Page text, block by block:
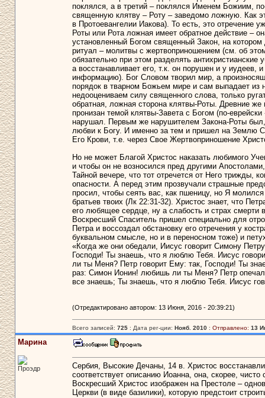
поклялся, а в третий – поклялся Именем Божиим,
священную клятву – Роту – заведомо ложную. Как
в Протоевангелии Иакова). То есть, это отречение
Роты или Рота ложная имеет обратное действие –
установленный Богом священный Закон, на
ритуал – молитвы с жертвоприношением (см. об
обязательно при этом разделять
а восстанавливает его, т.к. он порушен и у иудеев,
информацию). Бог Словом творил мир, а
порядок в тварном Божьем мире и сам выпадает из
недооцениваем силу священного слова, только
обратная, ложная сторона клятвы-Роты. Древние
пронизан темой клятвы-Завета с Богом (по-
нарушал. Первым же нарушителем Закона-Роты был,
любви к Богу. И именно за тем и пришел на Землю
Его Крови, т.е. через Свое Жертвоприношение
Но не может Благой Христос наказать любимого
и чтобы он не возносился пред другими
Тайной вечере, что тот отречется от Него трижды,
опасности. А перед этим прозвучали страшные
просил, чтобы сеять вас, как пшеницу, но Я
братьев твоих (Лк 22:31-32). Христос знает, что
его любящее сердце, ну а слабость и страх
Воскресший Спаситель пришел специально для
Петра и воссоздал обстановку его отречения у
буквальном смысле, но и в переносном тоже) и
«Когда же они обедали, Иисус говорит Симону
Господи! Ты знаешь, что я люблю Тебя. Иисус
ли ты Меня? Петр говорит Ему: так, Господи! Ты
раз: Симон Ионин! любишь ли ты Меня? Петр
все знаешь; Ты знаешь, что я люблю Тебя. Иисус
(Отредактировано автором: 13 Июня, 2016 - 20:39:21)
Всего записей: 725: Дата рег-ции: Нояб. 2010: Отправлено: 13
Марина
Проэдр
Сербия, Высокие Дечаны, 14 в. Христос
соответствует описанию Иоанна, она, скорее,
Воскресший Христос изображен на Престоле –
Церкви (в виде базилики), которую предстоит